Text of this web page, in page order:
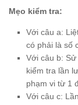
Mẹo kiểm tra:
Với câu a:
có phải là số
Với câu b:
kiểm tra lần
phạm vi từ 1
Với câu c: